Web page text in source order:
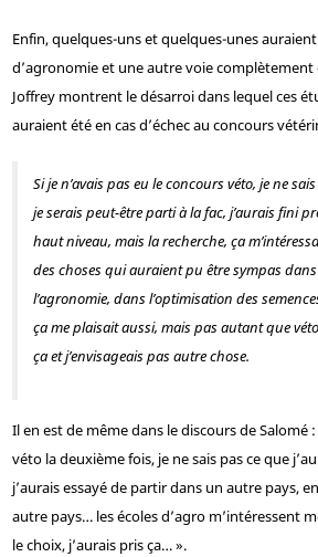
Enfin, quelques-uns et quelques-unes
d’agronomie et une autre voie
Joffrey montrent le désarroi dans lequel ces
auraient été en cas d’échec au concours
Si je n’avais pas eu le concours véto, je ne
je serais peut-être parti à la fac, j’aurais fini
haut niveau, mais la recherche, ça
des choses qui auraient pu être sympas
l’agronomie, dans l’optimisation des
ça me plaisait aussi, mais pas autant que
ça et j’envisageais pas autre chose.
Il en est de même dans le discours de Salomé :
véto la deuxième fois, je ne sais pas ce que
j’aurais essayé de partir dans un autre pays,
autre pays… les écoles d’agro m’intéressent
le choix, j’aurais pris ça… ».